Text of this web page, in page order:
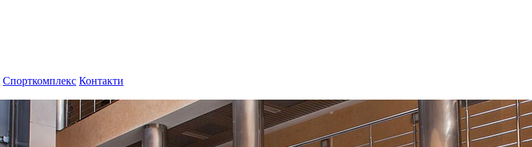
Спорткомплекс Контакти